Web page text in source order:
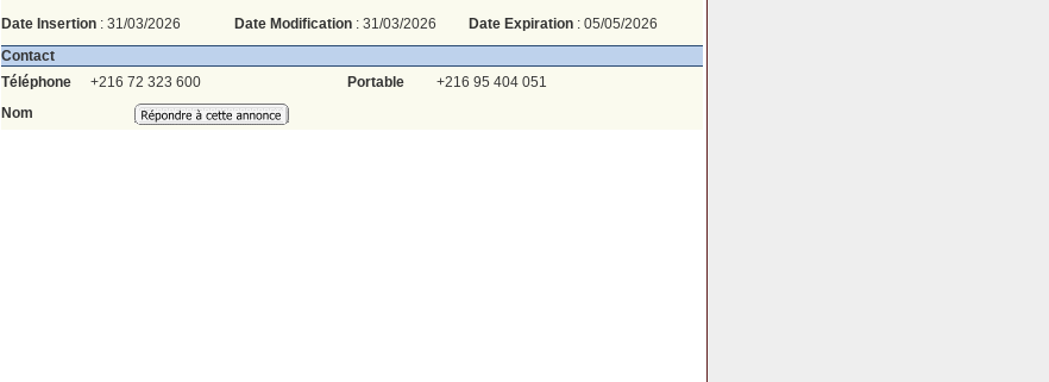
Date Insertion: 31/03/2026 Date Modification: 31/03/2026 Date Expiration: 05/05/2026
Contact
Téléphone
+216 72 323 600 Portable
+216 95 404 051
Nom